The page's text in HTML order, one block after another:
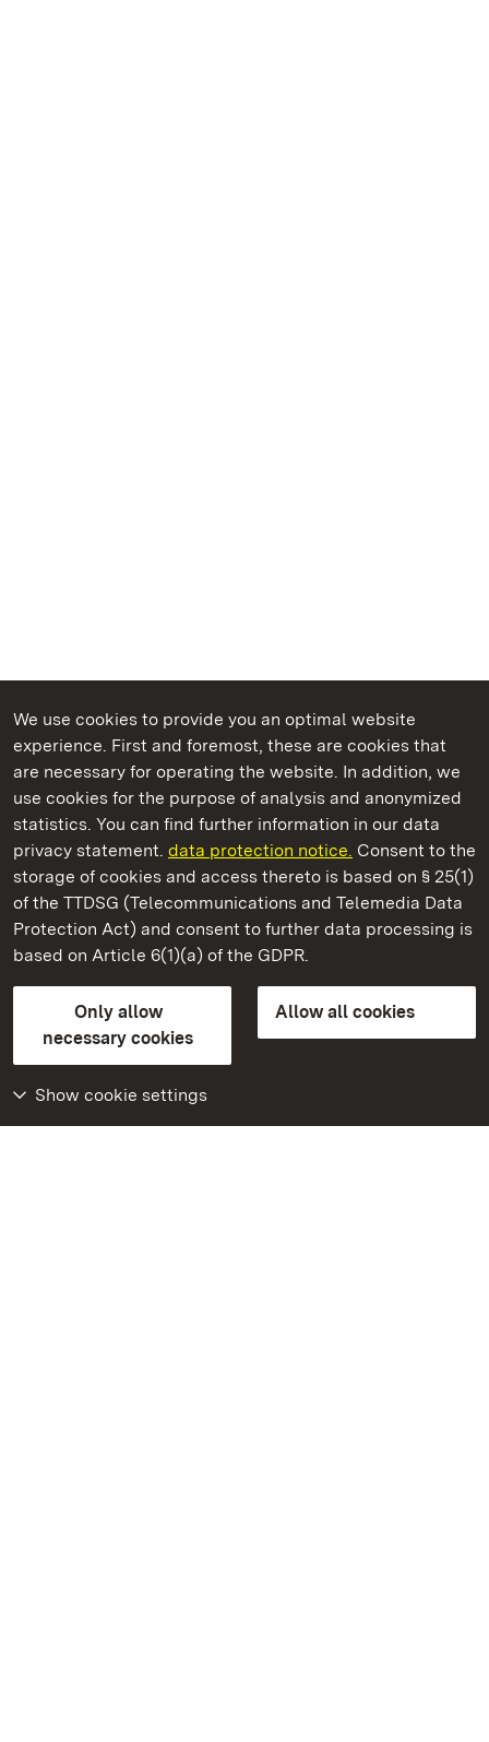
We use cookies to provide you an optimal website
experience. First and foremost, these are cookies that
are necessary for operating the website. In addition, we
use cookies for the purpose of analysis and anonymized
statistics. You can find further information in our data
privacy statement. data protection notice. Consent to the
storage of cookies and access thereto is based on § 25(1)
of the TTDSG (Telecommunications and Telemedia Data
Protection Act) and consent to further data processing is
based on Article 6(1)(a) of the GDPR.
Only allow
necessary cookies
Allow all cookies
Show cookie settings
State Palaces and Gardens of Baden-Wuerttemberg
Staatliche Schlösser und Gärten Baden‑Württemberg
State Palaces and Gardens of Baden-Wuerttemberg
Contact usFAQMasthead
Declaration on barrier-free access
BITV-konform (geprüfte Seiten)